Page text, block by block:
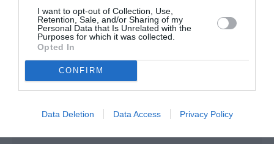
I want to opt-out of Collection, Use,
Retention, Sale, and/or Sharing of my
Personal Data that Is Unrelated with the
Purposes for which it was collected.
Opted In
CONFIRM
Data Deletion Data Access Privacy Policy
NOUS SOUTENIR